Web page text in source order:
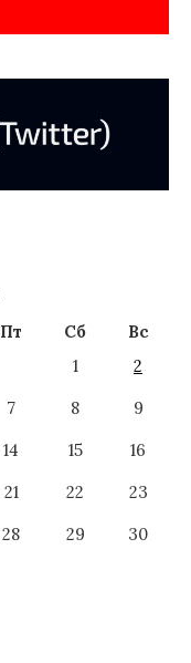
Пт Сб
Вс
1
2
7 8
9
14 15
16
21 22
23
28 29
30